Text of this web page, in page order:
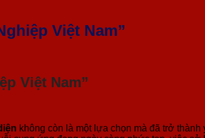
Việt Nam”
Việt Nam”
không còn là một lựa chọn mà đã trở thành